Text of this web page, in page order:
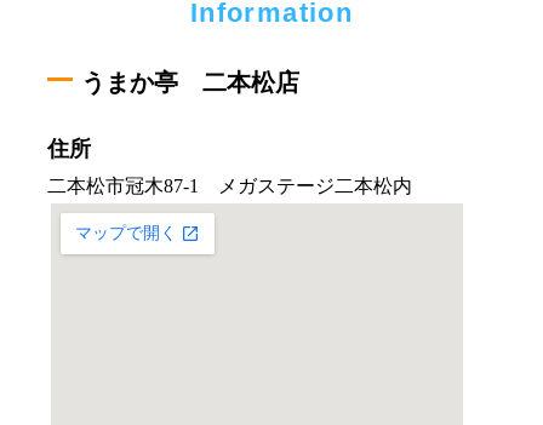
Information
うまか亭 二本松店
住所